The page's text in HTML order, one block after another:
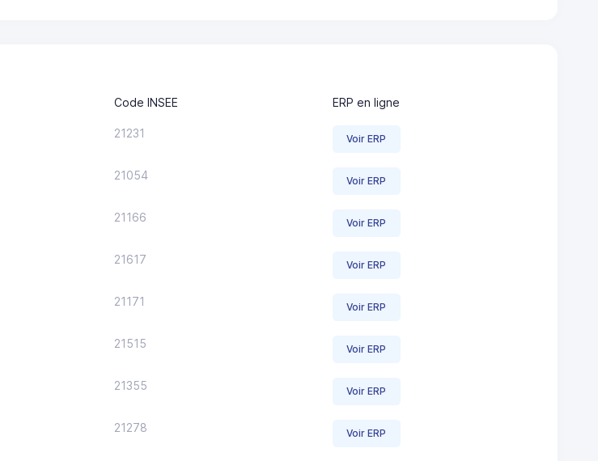
Code INSEE ERP en ligne
21231 Voir ERP
21054 Voir ERP
21166 Voir ERP
21617 Voir ERP
21171 Voir ERP
21515 Voir ERP
21355 Voir ERP
21278 Voir ERP